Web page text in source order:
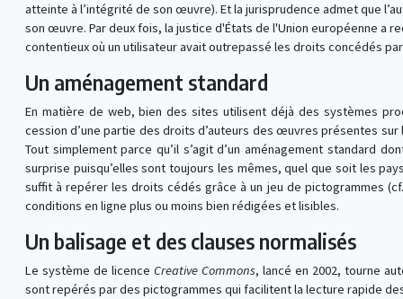
atteinte à l’intégrité de son œuvre). Et la jurisprudence admet que
son œuvre. Par deux fois, la justice d'États de l'Union européenne a
contentieux où un utilisateur avait outrepassé les droits concédés
Un aménagement standard
En matière de web, bien des sites utilisent déjà des systèmes
cession d’une partie des droits d’auteurs des œuvres présentes
Tout simplement parce qu’il s’agit d’un aménagement standard
surprise puisqu’elles sont toujours les mêmes, quel que soit les
suffit à repérer les droits cédés grâce à un jeu de pictogrammes
conditions en ligne plus ou moins bien rédigées et lisibles.
Un balisage et des clauses normalisés
Le système de licence Creative Commons, lancé en 2002, tourne
sont repérés par des pictogrammes qui facilitent la lecture rapide